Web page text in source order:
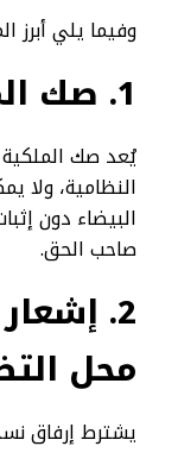
وفيما يلي أبرز
1
. صك
يُعد صك الملكية
النظامية، ولا
البيضاء دون
صاحب الحق.
2
.
محل
يشترط إرفاق